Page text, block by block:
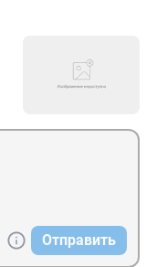
Отправить